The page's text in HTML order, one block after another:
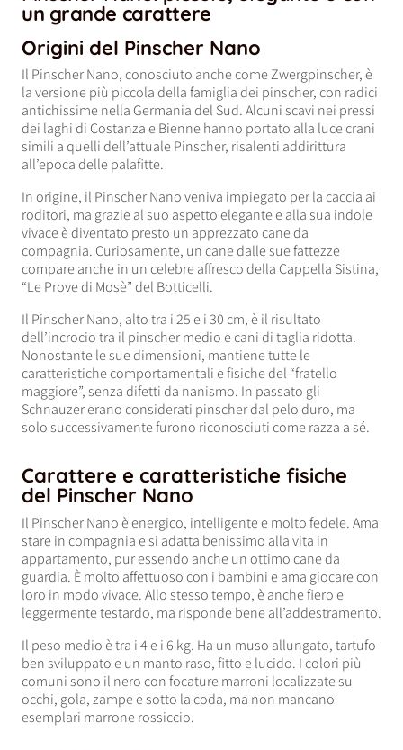
un grande carattere
Origini del Pinscher Nano
Il Pinscher Nano, conosciuto anche come Zwergpinscher, è
la versione più piccola della famiglia dei pinscher, con radici
antichissime nella Germania del Sud. Alcuni scavi nei pressi
dei laghi di Costanza e Bienne hanno portato alla luce crani
simili a quelli dell’attuale Pinscher, risalenti addirittura
all’epoca delle palafitte.
In origine, il Pinscher Nano veniva impiegato per la caccia ai
roditori, ma grazie al suo aspetto elegante e alla sua indole
vivace è diventato presto un apprezzato cane da
compagnia. Curiosamente, un cane dalle sue fattezze
compare anche in un celebre affresco della Cappella Sistina,
“Le Prove di Mosè” del Botticelli.
Il Pinscher Nano, alto tra i 25 e i 30 cm, è il risultato
dell’incrocio tra il pinscher medio e cani di taglia ridotta.
Nonostante le sue dimensioni, mantiene tutte le
caratteristiche comportamentali e fisiche del “fratello
maggiore”, senza difetti da nanismo. In passato gli
Schnauzer erano considerati pinscher dal pelo duro, ma
solo successivamente furono riconosciuti come razza a sé.
Carattere e caratteristiche fisiche
del Pinscher Nano
Il Pinscher Nano è energico, intelligente e molto fedele. Ama
stare in compagnia e si adatta benissimo alla vita in
appartamento, pur essendo anche un ottimo cane da
guardia. È molto affettuoso con i bambini e ama giocare con
loro in modo vivace. Allo stesso tempo, è anche fiero e
leggermente testardo, ma risponde bene all’addestramento.
Il peso medio è tra i 4 e i 6 kg. Ha un muso allungato, tartufo
ben sviluppato e un manto raso, fitto e lucido. I colori più
comuni sono il nero con focature marroni localizzate su
occhi, gola, zampe e sotto la coda, ma non mancano
esemplari marrone rossiccio.